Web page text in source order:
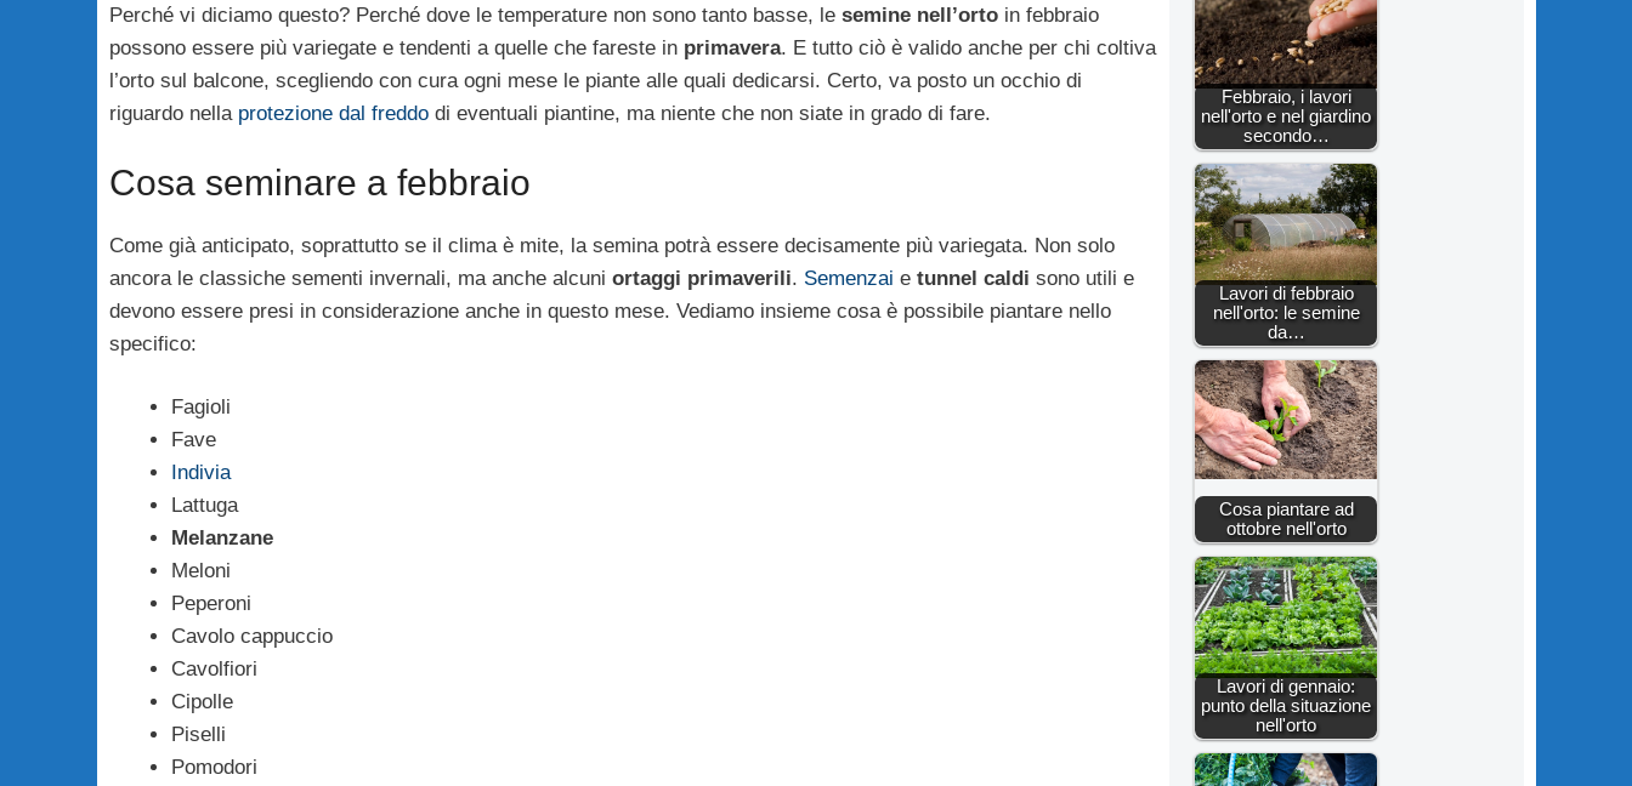
Perché vi diciamo questo? Perché dove le temperature non sono tanto basse, le semine nell’ortoin febbraio
possono essere più variegate e tendenti a quelle che fareste in primavera. E tutto ciò è valido anche per chi coltiva
l’orto sul balcone, scegliendo con cura ogni mese le piante alle quali dedicarsi. Certo, va posto un occhio di
riguardo nella protezione dal freddodi eventuali piantine, ma niente che non siate in grado di fare.
Cosa seminare a febbraio
Come già anticipato, soprattutto se il clima è mite, la semina potrà essere decisamente più variegata. Non solo
ancora le classiche sementi invernali, ma anche alcuni ortaggi primaverili. Semenzai e tunnel caldi sono utili e
devono essere presi in considerazione anche in questo mese. Vediamo insieme cosa è possibile piantare nello
specifico:
Fagioli
Fave
Indivia
Lattuga
Melanzane
Meloni
Peperoni
Cavolo cappuccio
Cavolfiori
Cipolle
Piselli
Pomodori
Febbraio, i lavori
nell'orto e nel giardino
secondo…
Lavori di febbraio
nell'orto: le semine
da…
Cosa piantare ad
ottobre nell'orto
Lavori di gennaio:
punto della situazione
nell'orto